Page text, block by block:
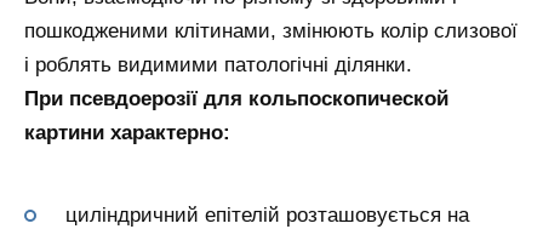
пошкодженими клітинами, змінюють колір слизової
і роблять видимими патологічні ділянки.
При псевдоерозії для кольпоскопической
картини характерно:
циліндричний епітелій розташовується на